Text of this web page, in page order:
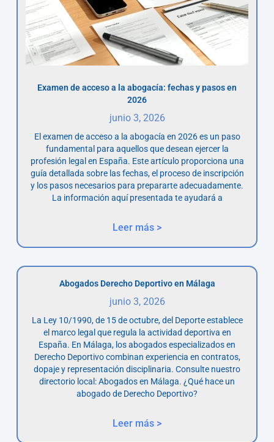
Examen de acceso a la abogacía: fechas y pasos en
2026
junio 3, 2026
El examen de acceso a la abogacía en 2026 es un paso
fundamental para aquellos que desean ejercer la
profesión legal en España. Este artículo proporciona una
guía detallada sobre las fechas, el proceso de inscripción
y los pasos necesarios para prepararte adecuadamente.
La información aquí presentada te ayudará a
Leer más >
Abogados Derecho Deportivo en Málaga
junio 3, 2026
La Ley 10/1990, de 15 de octubre, del Deporte establece
el marco legal que regula la actividad deportiva en
España. En Málaga, los abogados especializados en
Derecho Deportivo combinan experiencia en contratos,
dopaje y representación disciplinaria. Consulte nuestro
directorio local: Abogados en Málaga. ¿Qué hace un
abogado de Derecho Deportivo?
Leer más >